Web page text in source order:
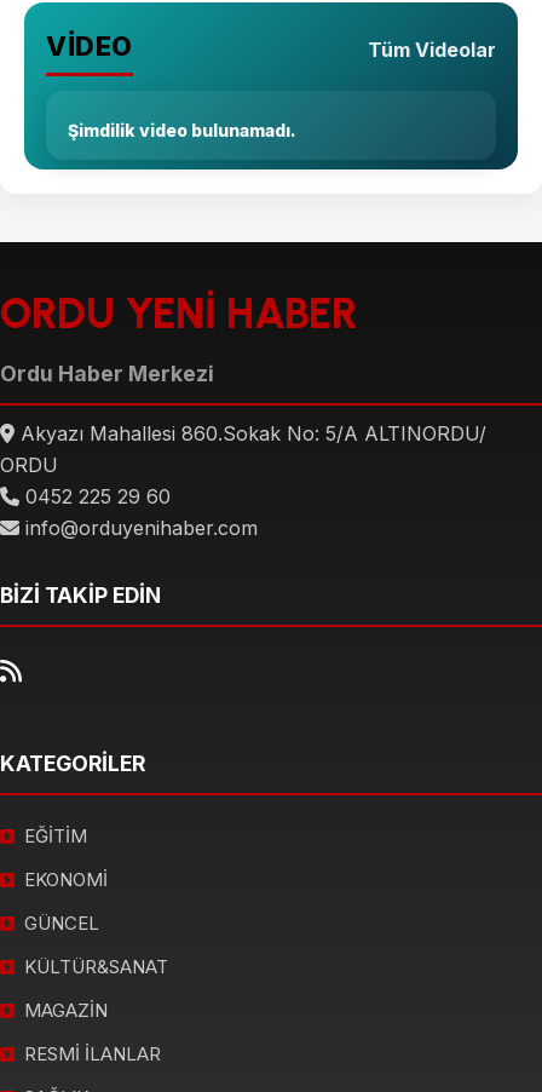
VİDEO Tüm Videolar
Şimdilik video bulunamadı.
ORDU YENİ HABER
Ordu Haber Merkezi
Akyazı Mahallesi 860.Sokak No: 5/A ALTINORDU/
ORDU
0452 225 29 60
info@orduyenihaber.com
BİZİ TAKİP EDİN
KATEGORİLER
EĞİTİM
EKONOMİ
GÜNCEL
KÜLTÜR&SANAT
MAGAZİN
RESMİ İLANLAR